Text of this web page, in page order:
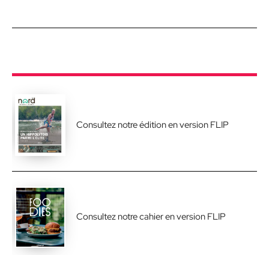
Consultez notre édition en version FLIP
Consultez notre cahier en version FLIP